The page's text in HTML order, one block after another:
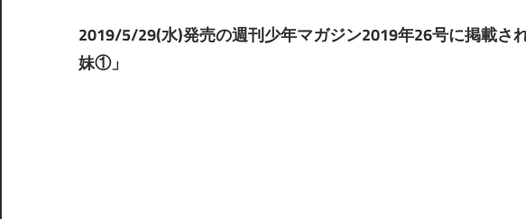
2019/5/29(水)発売の週刊少年マガジン2019年26号に掲載さ
妹①」